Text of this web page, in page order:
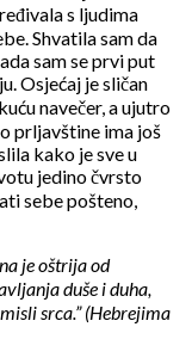
s ljudima
Shvatila sam da
sam se prvi put
Osjećaj je sličan
navečer, a ujutro
prljavštine ima još
kako je sve u
jedino čvrsto
sebe pošteno,
je oštrija od
duše i duha,
srca.” (Hebrejima